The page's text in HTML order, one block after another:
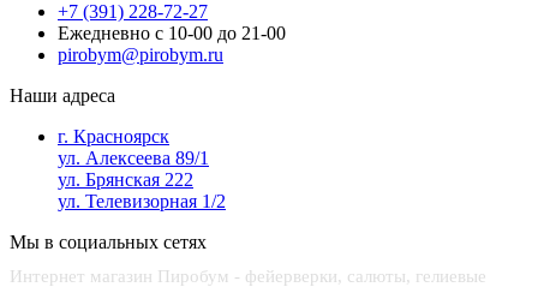
+7 (391) 228-72-27
Ежедневно с 10-00 до 21-00
pirobym@pirobym.ru
Наши адреса
г. Красноярск
ул. Алексеева 89/1
ул. Брянская 222
ул. Телевизорная 1/2
Мы в социальных сетях
Интернет магазин Пиробум - фейерверки, салюты, гелиевые